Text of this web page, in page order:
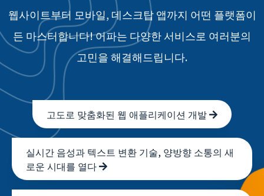
웹사이트부터 모바일, 데스크탑 앱까지 어떤 플랫폼이
든 마스터합니다! 어파는 다양한 서비스로 여러분의
고민을 해결해드립니다.
고도로 맞춤화된 웹 애플리케이션 개발
실시간 음성과 텍스트 변환 기술, 양방향 소통의 새
로운 시대를 열다